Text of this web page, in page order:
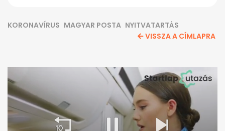
KORONAVÍRUS MAGYAR POSTA NYITVATARTÁS
VISSZA A CÍMLAPRA